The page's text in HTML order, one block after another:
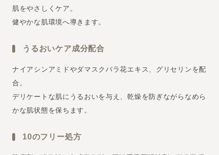
肌をやさしくケア。
健やかな肌環境へ導きます。
うるおいケア成分配合
ナイアシンアミドやダマスクバラ花エキス、グリセリンを配
合。
デリケートな肌にうるおいを与え、乾燥を防ぎながらなめら
かな肌状態を保ちます。
10のフリー処方